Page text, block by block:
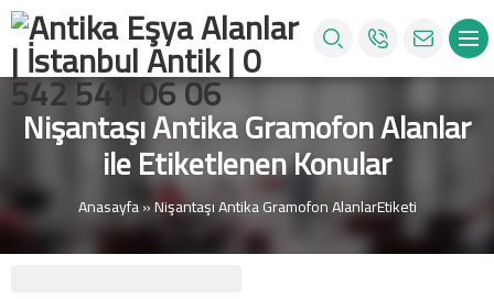
Nişantaşı Antika Gramofon Alanlar
ile Etiketlenen Konular
Anasayfa»Nişantaşı Antika Gramofon AlanlarEtiketi